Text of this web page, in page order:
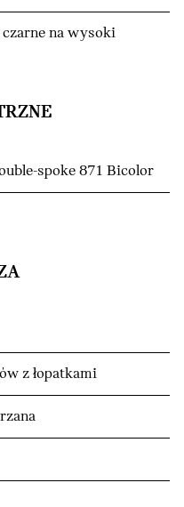
na wysoki
spoke 871 Bicolor
z łopatkami